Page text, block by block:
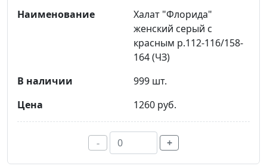
Халат "Флорида"
женский серый с
красным р.112-116/158-
164 (ЧЗ)
999 шт.
1260 руб.
- +